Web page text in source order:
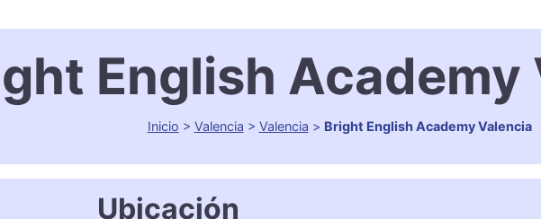
English Academy
Inicio > Valencia > Valencia > Bright English Academy Valencia
Ubicación